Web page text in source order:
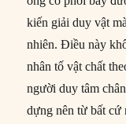
kiến giải duy vật
nhiên. Điều này
nhân tố vật chất
người duy tâm
dựng nên từ bất cứ